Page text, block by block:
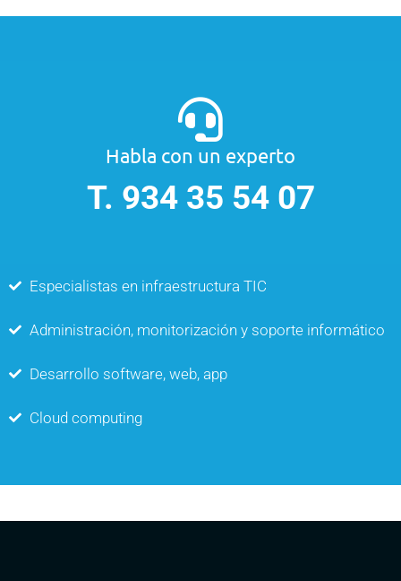
Habla con un experto
T. 934 35 54 07
Especialistas en infraestructura TIC
Administración, monitorización y soporte informático
Desarrollo software, web, app
Cloud computing